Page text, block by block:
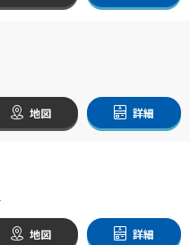
地図 詳細
地図 詳細